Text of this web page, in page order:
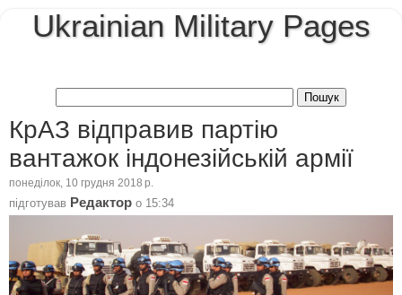
Ukrainian Military Pages
КрАЗ відправив партію
вантажок індонезійській армії
понеділок, 10 грудня 2018 р.
підготував Редактор о 15:34